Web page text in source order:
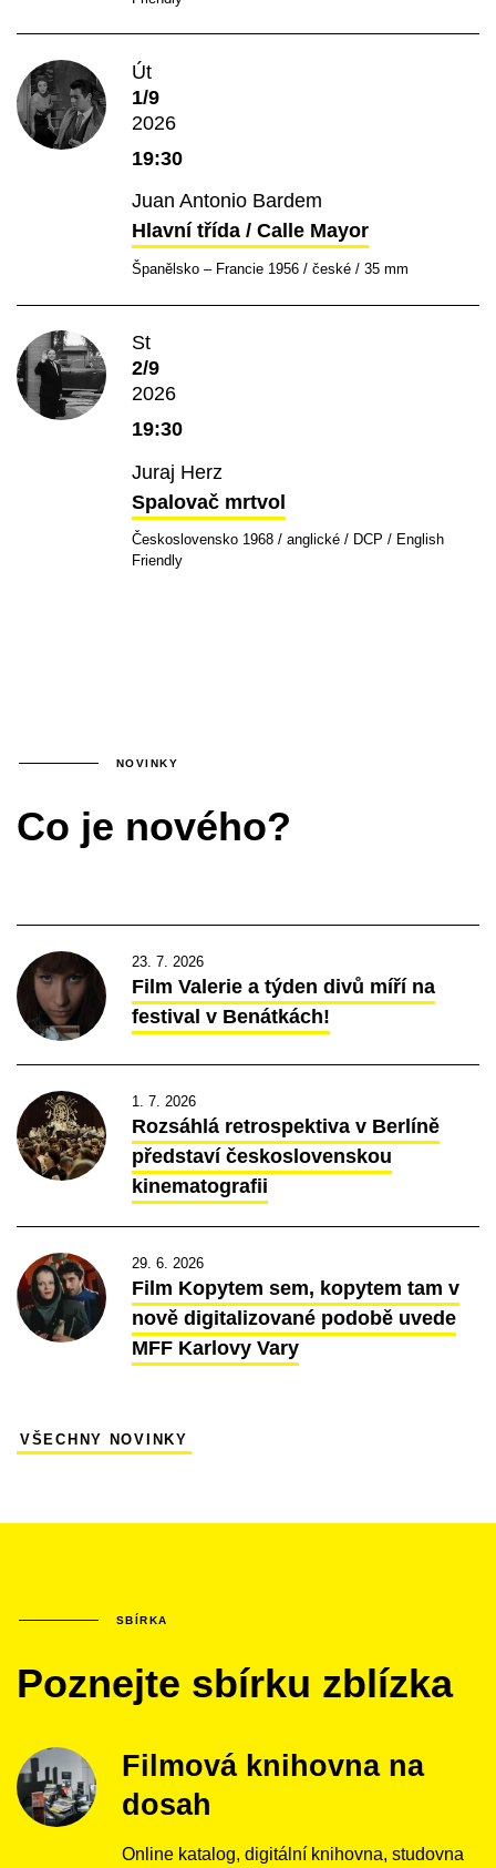
Út
1/9
2026
19:30
Juan Antonio Bardem
Hlavní třída / Calle Mayor
Španělsko – Francie 1956 / české / 35 mm
St
2/9
2026
19:30
Juraj Herz
Spalovač mrtvol
Československo 1968 / anglické / DCP / English
Friendly
NOVINKY
Co je nového?
23. 7. 2026
Film Valerie a týden divů míří na
festival v Benátkách!
1. 7. 2026
Rozsáhlá retrospektiva v Berlíně
představí československou
kinematografii
29. 6. 2026
Film Kopytem sem, kopytem tam v
nově digitalizované podobě uvede
MFF Karlovy Vary
VŠECHNY NOVINKY
SBÍRKA
Poznejte sbírku zblízka
Filmová knihovna na
dosah
Online katalog, digitální knihovna, studovna